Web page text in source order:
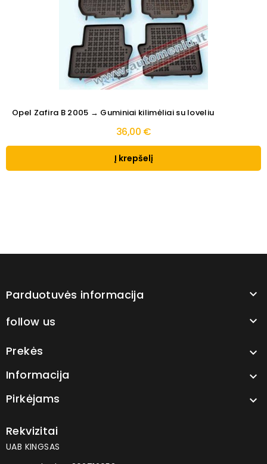
Opel Zafira B 2005 → Guminiai kilimėliai su loveliu
36,00 €
Į krepšelį
Parduotuvės informacija 
follow us 
Prekės 
Informacija 
Pirkėjams 
Rekvizitai
UAB KINGSAS